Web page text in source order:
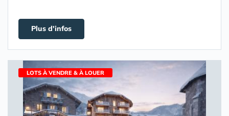
Plus d'infos
LOTS À VENDRE & À LOUER